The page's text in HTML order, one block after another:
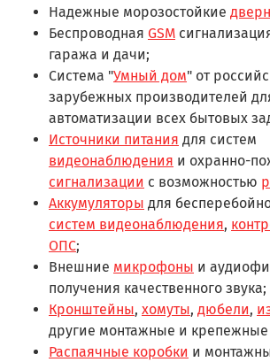
Надежные морозостойкие
Беспроводная GSM
гаража и дачи;
Система "Умный дом" от
зарубежных производителей
автоматизации всех бытовых
Источники питания для систем
видеонаблюдения и охранно-
сигнализации с возможностью
Аккумуляторы для
систем видеонаблюдения,
ОПС;
Внешние микрофоны и
получения качественного звука;
Кронштейны, хомуты, дюбели,
другие монтажные и
Распаячные коробки и